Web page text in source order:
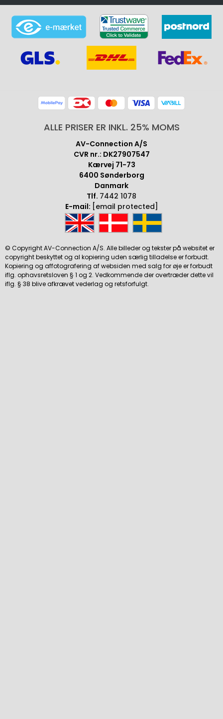
ALLE PRISER ER INKL. 25% MOMS
AV-Connection A/S
CVR nr.: DK27907547
Kærvej 71-73
6400 Sønderborg
Danmark
Tlf. 7442 1078
E-mail: [email protected]
© Copyright AV-Connection A/S. Alle billeder og tekster på websitet er
copyright beskyttet og al kopiering uden særlig tilladelse er forbudt.
Kopiering og affotografering af websiden med salg for øje er forbudt
iflg. ophavsretsloven § 1 og 2. Vedkommende der overtræder dette vil
iflg. § 38 blive afkrævet vederlag og retsforfulgt.